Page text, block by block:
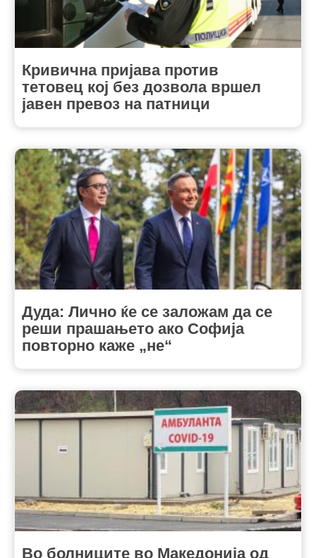
Кривична пријава против
тетовец кој без дозвола вршел
јавен превоз на патници
Дуда: Лично ќе се заложам да се
реши прашањето ако Софија
повторно каже „не“
Во болниците во Македонија од